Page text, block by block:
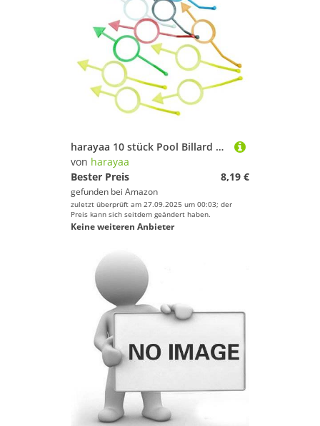
harayaa 10 stück Pool Billard Training Aid mit Dem Ziel Guide Ball Position Marker
von harayaa
Bester Preis
8,19 €
gefunden bei Amazon
zuletzt überprüft am 27.09.2025 um 00:03; der
Preis kann sich seitdem geändert haben.
Keine weiteren Anbieter